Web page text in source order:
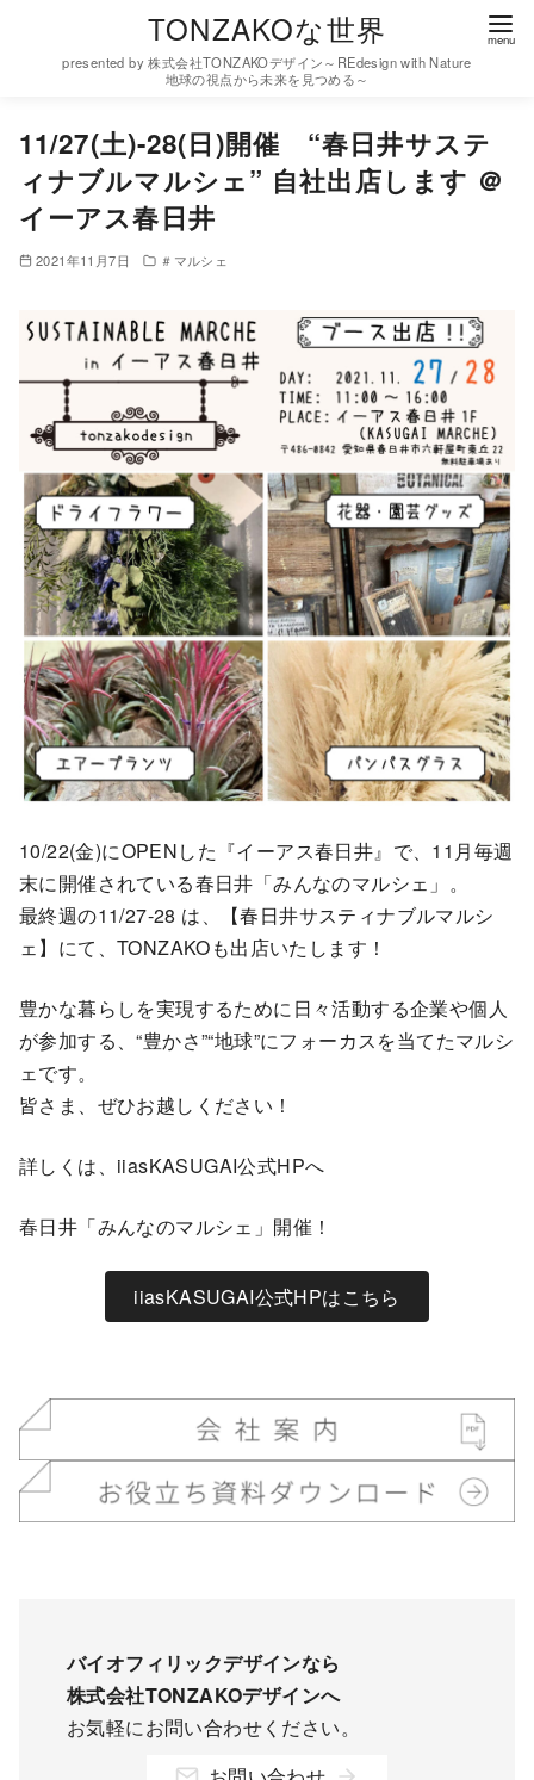
TONZAKOな世界
presented by 株式会社TONZAKOデザイン～REdesign with Nature
地球の視点から未来を見つめる～
11/27(土)-28(日)開催 “春日井サステ
ィナブルマルシェ” 自社出店します ＠
イーアス春日井
2021年11月7日 ＃マルシェ
10/22(金)にOPENした『イーアス春日井』で、11月毎週
末に開催されている春日井「みんなのマルシェ」。
最終週の11/27-28 は、【春日井サスティナブルマルシ
ェ】にて、TONZAKOも出店いたします！
豊かな暮らしを実現するために日々活動する企業や個人
が参加する、“豊かさ”“地球”にフォーカスを当てたマルシ
ェです。
皆さま、ぜひお越しください！
詳しくは、iiasKASUGAI公式HPへ
春日井「みんなのマルシェ」開催！
iiasKASUGAI公式HPはこちら
バイオフィリックデザインなら
株式会社TONZAKOデザインへ
お気軽にお問い合わせください。